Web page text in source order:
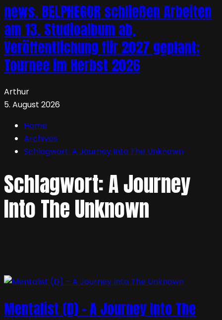
news. BELPHEGOR schließen Arbeiten
am 13. Studioalbum ab,
Veröffentlichung für 2027 geplant;
Tournee im Herbst 2026
Arthur
5. August 2026
Home
Archives
Schlagwort: A Journey Into The Unknown
Schlagwort:A Journey
Into The Unknown
Mentalist (D) – A Journey Into The